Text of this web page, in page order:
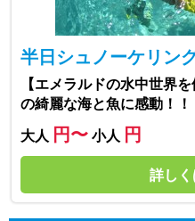
半日シュノーケリン
【エメラルドの水中世界
の綺麗な海と魚に感動！！
大人 円〜 小人 円
詳し